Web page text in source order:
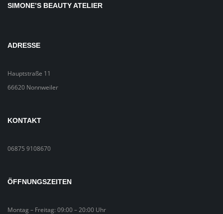
SIMONE’S BEAUTY ATELIER
ADRESSE
Hauptstraße 11
66620 Nonnweiler
KONTAKT
06875 9108670
ÖFFNUNGSZEITEN
Montag – Freitag: 09:00 – 20:00 Uhr